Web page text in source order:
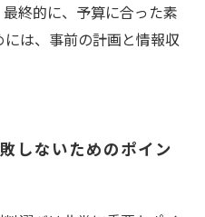
終的に、予算に合った素
は、事前の計画と情報収
しないためのポイン